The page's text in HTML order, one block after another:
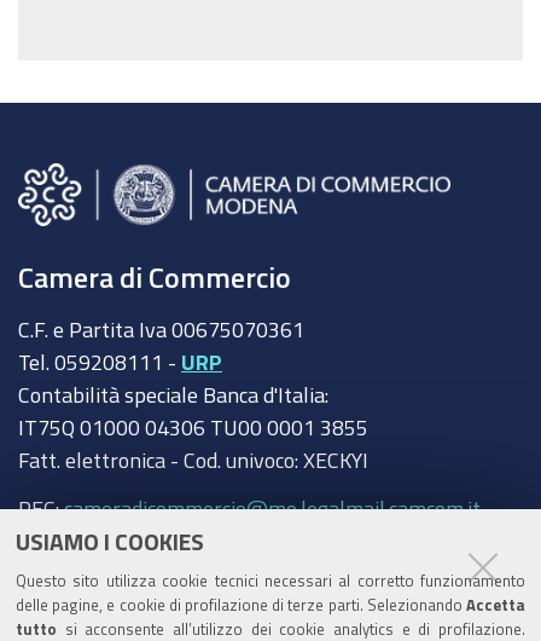
USIAMO I COOKIES
Questo sito utilizza cookie tecnici necessari al corretto funzionamento
delle pagine, e cookie di profilazione di terze parti. Selezionando Accetta
tutto si acconsente all’utilizzo dei cookie analytics e di profilazione.
Camera di Commercio
C.F. e Partita Iva 00675070361
Tel. 059208111 - URP
Contabilità speciale Banca d'Italia:
IT75Q 01000 04306 TU00 0001 3855
Fatt. elettronica - Cod. univoco: XECKYI
PEC:cameradicommercio@mo.legalmail.camcom.it
Trasparenza
Amministrazione trasparente